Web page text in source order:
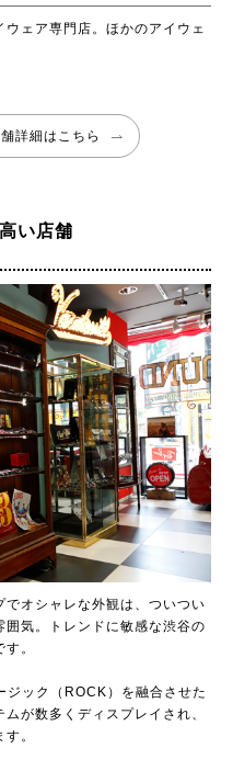
ェア専門店。ほかのアイウェ
詳細はこちら
い店舗
オシャレな外観は、ついつい
気。トレンドに敏感な渋谷の
。
ジック（ROCK）を融合させた
が数多くディスプレイされ、
。